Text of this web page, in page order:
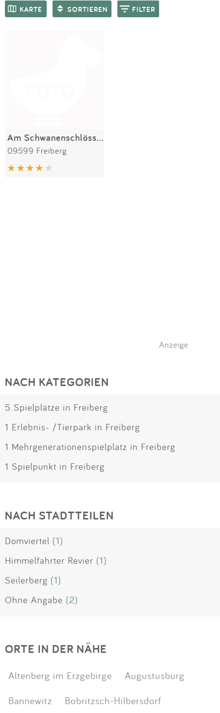
KARTE SORTIEREN FILTER
SPIELGERÄTE
Am Schwanenschlösschen
09599 Freiberg
Anzeige
NACH KATEGORIEN
5 Spielplätze in Freiberg
1 Erlebnis- /Tierpark in Freiberg
1 Mehrgenerationenspielplatz in Freiberg
1 Spielpunkt in Freiberg
NACH STADTTEILEN
Domviertel (1)
Himmelfahrter Revier (1)
Seilerberg (1)
Ohne Angabe (2)
ORTE IN DER NÄHE
Altenberg im Erzgebirge
Augustusburg
Bannewitz
Bobritzsch-Hilbersdorf